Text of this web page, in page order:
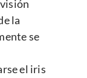
la
se
el iris